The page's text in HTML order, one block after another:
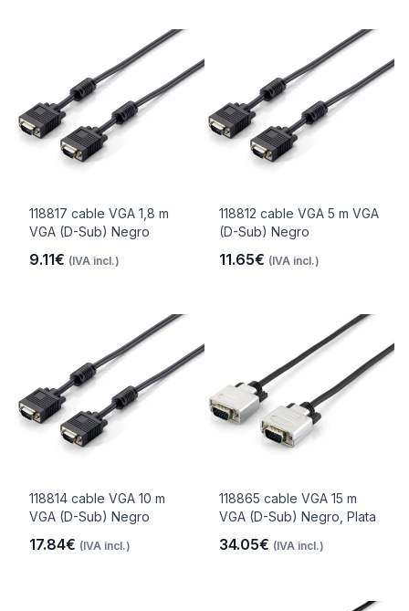
118817 cable VGA 1,8 m
VGA (D-Sub) Negro
9.11€ (IVA incl.)
118812 cable VGA 5 m VGA
(D-Sub) Negro
11.65€ (IVA incl.)
118814 cable VGA 10 m
VGA (D-Sub) Negro
17.84€ (IVA incl.)
118865 cable VGA 15 m
VGA (D-Sub) Negro, Plata
34.05€ (IVA incl.)